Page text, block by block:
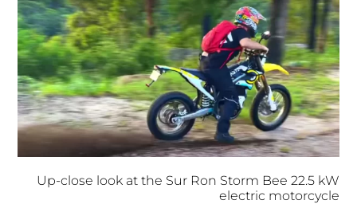
Up-close look at the Sur Ron Storm Bee 22.5 kW
electric motorcycle